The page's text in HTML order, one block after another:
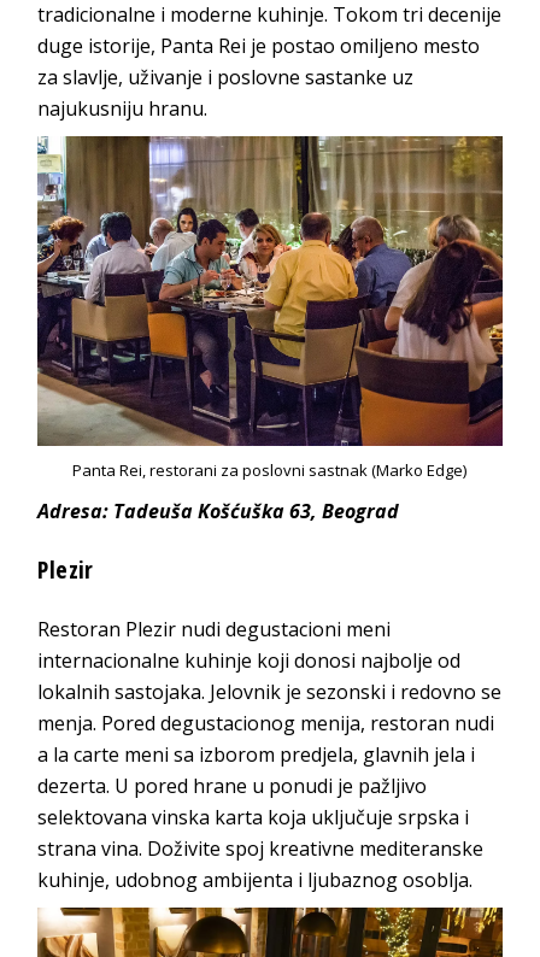
tradicionalne i moderne kuhinje. Tokom tri decenije
duge istorije, Panta Rei je postao omiljeno mesto
za slavlje, uživanje i poslovne sastanke uz
najukusniju hranu.
Panta Rei, restorani za poslovni sastnak (Marko Edge)
Adresa: Tadeuša Košćuška 63, Beograd
Plezir
Restoran Plezir nudi degustacioni meni
internacionalne kuhinje koji donosi najbolje od
lokalnih sastojaka. Jelovnik je sezonski i redovno se
menja. Pored degustacionog menija, restoran nudi
a la carte meni sa izborom predjela, glavnih jela i
dezerta. U pored hrane u ponudi je pažljivo
selektovana vinska karta koja uključuje srpska i
strana vina. Doživite spoj kreativne mediteranske
kuhinje, udobnog ambijenta i ljubaznog osoblja.